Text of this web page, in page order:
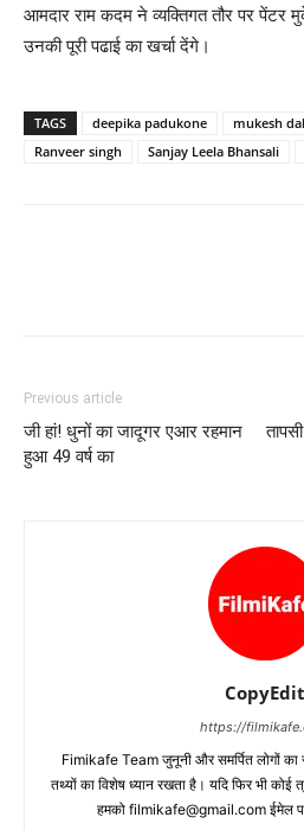
आमदार राम कदम ने व्यक्तिगत तौर पर पेंटर
उनकी पूरी पढाई का खर्चा देंगे।
TAGS deepika padukone mukesh
Ranveer singh
Sanjay Leela Bhansali
Previous article
जी हां! धुनों का जादूगर एआर रहमान
हुआ 49 वर्ष का
CopyEdit
https://
Fimikafe Team जुनूनी और समर्पित लोगों
तथ्‍यों का विशेष ध्‍यान रखता है। यदि फिर भी
हमको filmikafe@gmail.com ईमेल